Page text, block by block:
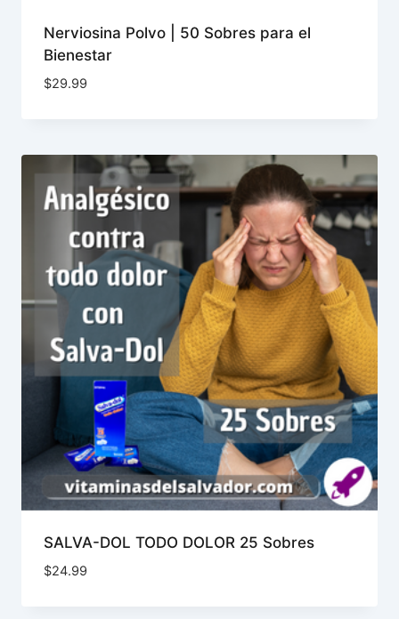
Nerviosina Polvo | 50 Sobres para el
Bienestar
$29.99
SALVA-DOL TODO DOLOR 25 Sobres
$24.99